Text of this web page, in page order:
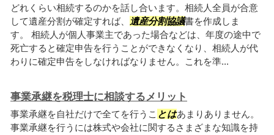
どれくらい相続するのかを話し合います。相続人全員が合意
して遺産分割が確定すれば、
遺産分割協議書を作成しま
す。 相続人が個人事業主であった場合などは、年度の途中で
死亡すると確定申告を行うことができなくなり、相続人が代
わりに確定申告をしなければなりません。これを準...
事業承継を税理士に相談するメリット
事業承継を自社だけで全てを行うこ とはあまりありません。
事業承継を行うには株式や会社に関するさまざまな知識を持